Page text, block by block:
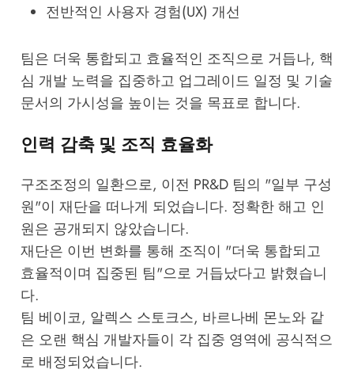
전반적인 사용자 경험(UX) 개선
팀은 더욱 통합되고 효율적인 조직으로 거듭나, 핵
심 개발 노력을 집중하고 업그레이드 일정 및 기술
문서의 가시성을 높이는 것을 목표로 합니다.
인력 감축 및 조직 효율화
구조조정의 일환으로, 이전 PR&D 팀의 "일부 구성
원"이 재단을 떠나게 되었습니다. 정확한 해고 인
원은 공개되지 않았습니다.
재단은 이번 변화를 통해 조직이 "더욱 통합되고
효율적이며 집중된 팀"으로 거듭났다고 밝혔습니
다.
팀 베이코, 알렉스 스토크스, 바르나베 몬노와 같
은 오랜 핵심 개발자들이 각 집중 영역에 공식적으
로 배정되었습니다.